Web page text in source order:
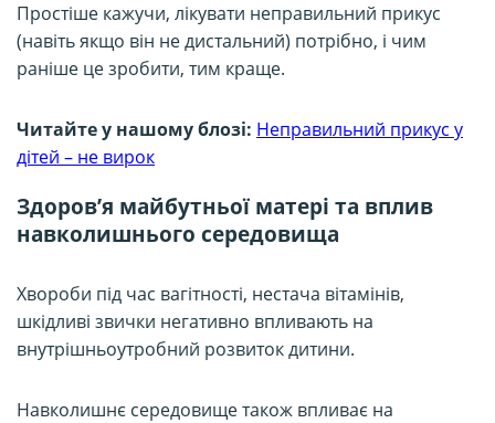
Простіше кажучи, лікувати неправильний прикус
(навіть якщо він не дистальний) потрібно, і чим
раніше це зробити, тим краще.
Читайте у нашому блозі: Неправильний прикус у
дітей – не вирок
Здоров’я майбутньої матері та вплив
навколишнього середовища
Хвороби під час вагітності, нестача вітамінів,
шкідливі звички негативно впливають на
внутрішньоутробний розвиток дитини.
Навколишнє середовище також впливає на